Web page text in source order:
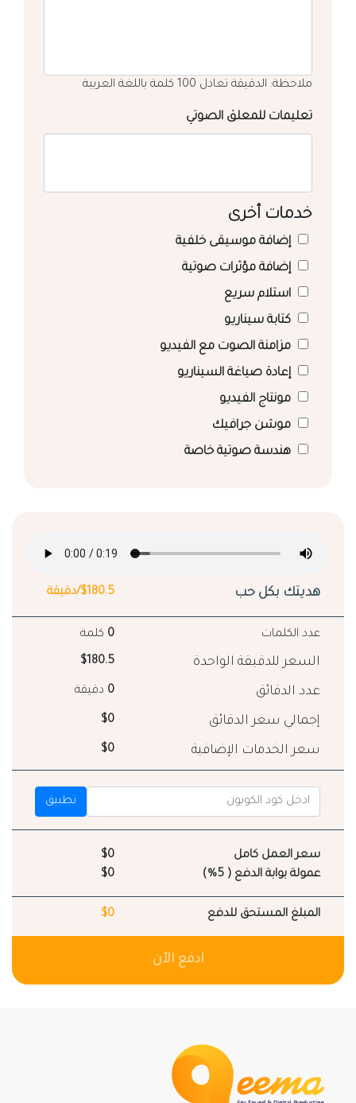
ملاحظة: الدقيقة تعادل 100 كلمة باللغة العربية
تعليمات للمعلق الصوتي
خدمات أخرى
إضافة موسيقى خلفية
إضافة مؤثرات صوتية
استلام سريع
كتابة سيناريو
مزامنة الصوت مع الفيديو
إعادة صياغة السيناريو
مونتاج الفيديو
موشن جرافيك
هندسة صوتية خاصة
هديتك بكل حب $180.5/دقيقة
عدد الكلمات 0 كلمة
السعر للدقيقة الواحدة $180.5
عدد الدقائق 0 دقيقة
إجمالي سعر الدقائق $0
سعر الخدمات الإضافية $0
تطبيق
سعر العمل كامل
$0
عمولة بوابة الدفع ( 5%)
$0
المبلغ المستحق للدفع $0
ادفع الآن